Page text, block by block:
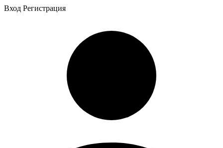
Вход Регистрация